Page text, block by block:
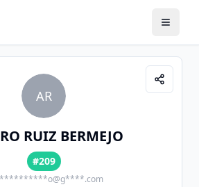
AR
RUIZ BERMEJO
#209